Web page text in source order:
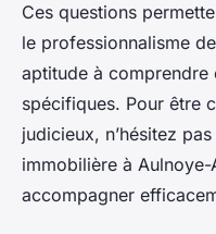
Ces questions
le professionnalisme
aptitude à
spécifiques. Pour être
judicieux, n’hésitez
immobilière à
accompagner